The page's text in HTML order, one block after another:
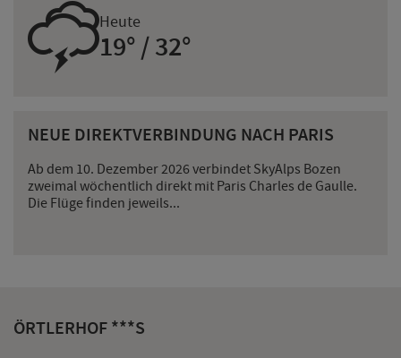
0Heute
19° / 32°
NEUE DIREKTVERBINDUNG NACH PARIS
Ab dem 10. Dezember 2026 verbindet SkyAlps Bozen
zweimal wöchentlich direkt mit Paris Charles de Gaulle.
Die Flüge finden jeweils...
ÖRTLERHOF ***S